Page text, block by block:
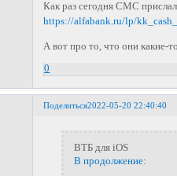
Как раз сегодня СМС
https://alfabank.ru/lp/
А вот про то, что они какие-
0
Поделиться2022-05-20 22:40:40
ВТБ для iOS
В продолжение: